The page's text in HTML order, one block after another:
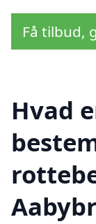
Få tilbud,
Hvad